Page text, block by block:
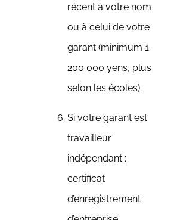
récent à votre nom
ou à celui de votre
garant (minimum 1
200 000 yens, plus
selon les écoles).
Si votre garant est
travailleur
indépendant :
certificat
d’enregistrement